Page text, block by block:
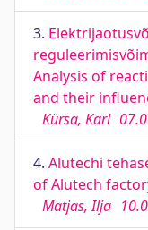
3.
Analysis of
and their
Kürsa, Karl
4. Alutechi
of Alutech
Matjas, Ilja